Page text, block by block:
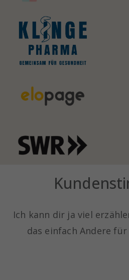
Ich kann dir ja viel
das einfach Andere